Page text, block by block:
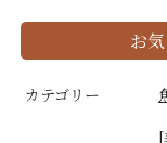
お
カテゴリー
[